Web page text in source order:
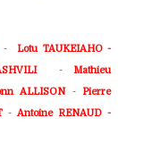
-
Lotu TAUKEIAHO -
- Mathieu
ALLISON - Pierre
- Antoine RENAUD -